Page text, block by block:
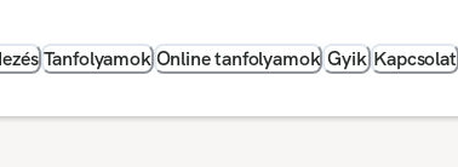
Tanfolyamok Online tanfolyamok Gyik Kapcsolat